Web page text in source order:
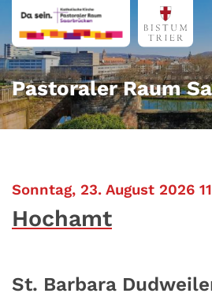
Zum Inhalt springen
Pastoraler Raum
Sonntag, 23. August 2026
Hochamt
St. Barbara